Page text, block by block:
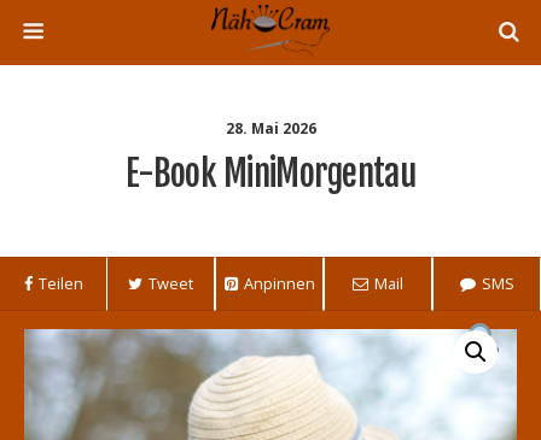
28. Mai 2026
E-Book MiniMorgentau
Teilen Tweet Anpinnen Mail SMS